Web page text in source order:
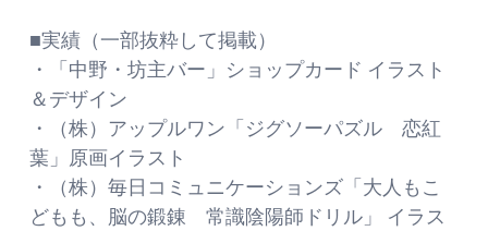
■実績（一部抜粋して掲載）
・「中野・坊主バー」ショップカード イラスト
＆デザイン
・（株）アップルワン「ジグソーパズル 恋紅
葉」原画イラスト
・（株）毎日コミュニケーションズ「大人もこ
どもも、脳の鍛錬 常識陰陽師ドリル」 イラス